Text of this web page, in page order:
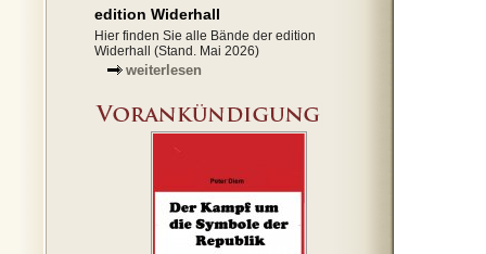
edition Widerhall
Hier finden Sie alle Bände der edition
Widerhall (Stand. Mai 2026)
weiterlesen